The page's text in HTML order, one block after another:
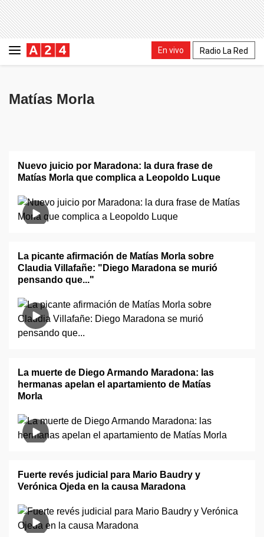
En vivo Radio La Red
Matías Morla
Nuevo juicio por Maradona: la dura frase de
Matías Morla que complica a Leopoldo Luque
La picante afirmación de Matías Morla sobre
Claudia Villafañe: "Diego Maradona se murió
pensando que..."
La muerte de Diego Armando Maradona: las
hermanas apelan el apartamiento de Matías
Morla
Fuerte revés judicial para Mario Baudry y
Verónica Ojeda en la causa Maradona